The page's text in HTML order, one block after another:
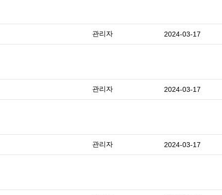
관리자 2024-03-17
관리자 2024-03-17
관리자 2024-03-17